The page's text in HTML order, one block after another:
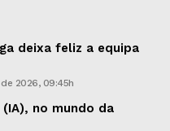
deixa feliz a equipa
2026, 09:45h
no mundo da